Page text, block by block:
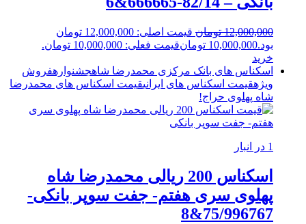
12,000,000 تومان
قیمت اصلی: 12,000,000 تومان
بود.10,000,000 تومانقیمت فعلی: 10,000,000 تومان.
خرید
اسکناس های بانک مرکزی محمدرضا شاهجشنوارهفروش
ویژهقیمت اسکناس های ایرانیقیمت اسکناس های محمدرضا
شاه پهلوی حراج!
1 در انبار
اسکناس 200 ریالی محمدرضا شاه
پهلوی سری هفتم- جفت سوپر بانکی-
75/996767&8